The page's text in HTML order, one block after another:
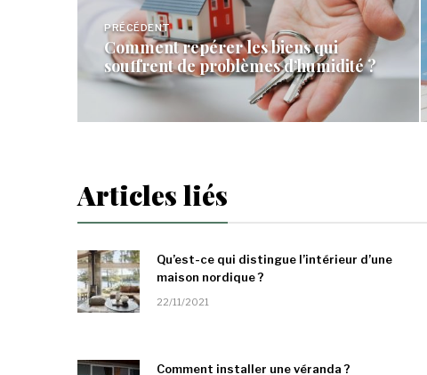
de
l’article
PRÉCÉDENT
Comment repérer les biens qui
souffrent de problèmes d’humidité ?
Articles liés
Qu’est-ce qui distingue l’intérieur d’une
maison nordique ?
22/11/2021
Comment installer une véranda ?